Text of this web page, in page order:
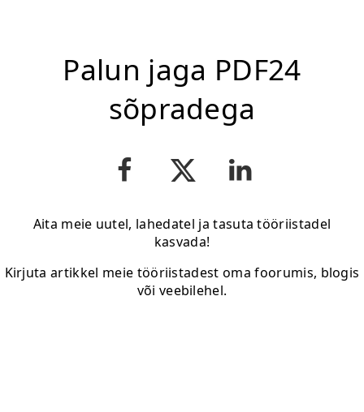
Palun jaga PDF24
sõpradega
Aita meie uutel, lahedatel ja tasuta tööriistadel
kasvada!
Kirjuta artikkel meie tööriistadest oma foorumis, blogis
või veebilehel.